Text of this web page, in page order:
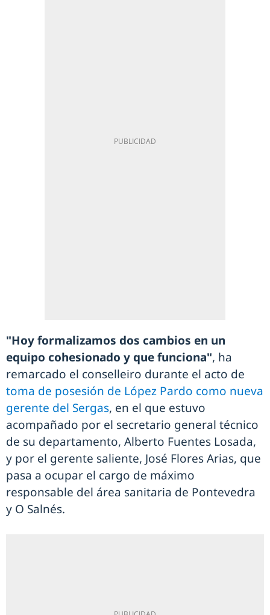
"Hoy formalizamos dos cambios en un
equipo cohesionado y que funciona", ha
remarcado el conselleiro durante el acto de
toma de posesión de López Pardo como nueva
gerente del Sergas, en el que estuvo
acompañado por el secretario general técnico
de su departamento, Alberto Fuentes Losada,
y por el gerente saliente, José Flores Arias, que
pasa a ocupar el cargo de máximo
responsable del área sanitaria de Pontevedra
y O Salnés.